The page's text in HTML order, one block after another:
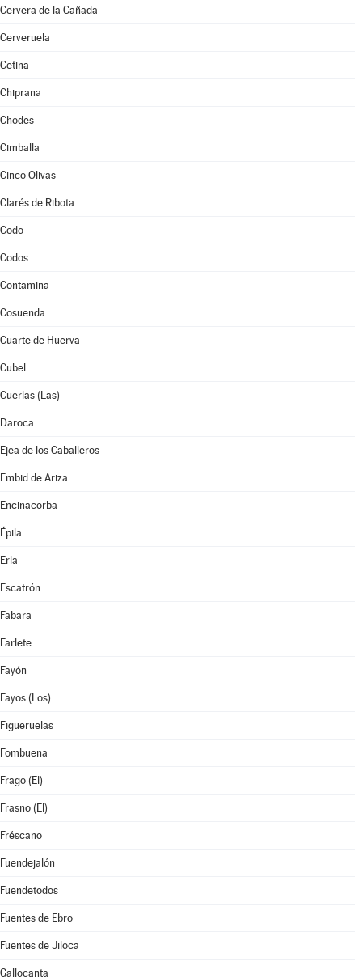
Cervera de la Cañada
Cerveruela
Cetina
Chiprana
Chodes
Cimballa
Cinco Olivas
Clarés de Ribota
Codo
Codos
Contamina
Cosuenda
Cuarte de Huerva
Cubel
Cuerlas (Las)
Daroca
Ejea de los Caballeros
Embid de Ariza
Encinacorba
Épila
Erla
Escatrón
Fabara
Farlete
Fayón
Fayos (Los)
Figueruelas
Fombuena
Frago (El)
Frasno (El)
Fréscano
Fuendejalón
Fuendetodos
Fuentes de Ebro
Fuentes de Jiloca
Gallocanta